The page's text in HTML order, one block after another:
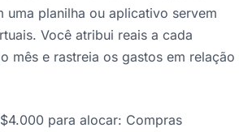
uma planilha ou aplicativo servem
Você atribui reais a cada
mês e rastreia os gastos em relação
para alocar: Compras